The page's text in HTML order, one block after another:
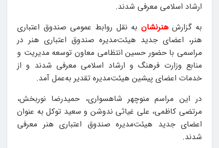
ارشاد اسلامی معرفی شدند.
به گزارشهنرنشان به نقل روابط عمومی صندوق اعتباری
هنر، اعضای جدید هیئت‌مدیره صندوق اعتباری هنر در
مراسمی با حضور حسین انتظامی معاون توسعه مدیریت و
منابع وزارت فرهنگ و ارشاد اسلامی معرفی شدند و از
خدمات اعضای پیشین هیئت‌مدیره تقدیر به‌عمل آمد.
در این مراسم منوچهر شاهسواری، حمیدرضا نوربخش،
مرتضی کاظمی، علی غیاثی ندوشن و سعید توکل به عنوان
اعضای جدید هیئت‌مدیره صندوق اعتباری هنر معرفی
شدند.